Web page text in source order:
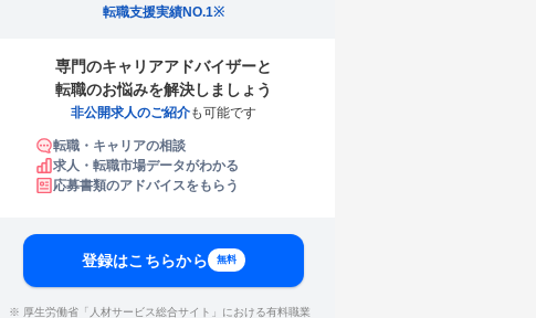
転職支援実績NO.1※
専門のキャリアアドバイザーと
転職のお悩みを解決しましょう
非公開求人のご紹介も可能です
転職・キャリアの相談
求人・転職市場データがわかる
応募書類のアドバイスをもらう
登録はこちらから 無料
※ 厚生労働省「人材サービス総合サイト」における有料職業